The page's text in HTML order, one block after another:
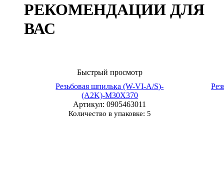
РЕКОМЕНДАЦИИ ДЛЯ
ВАС
Быстрый просмотр
Резьбовая шпилька (W-VI-A/S)-
(A2K)-M30X370
Артикул: 0905463011
Количество в упаковке: 5